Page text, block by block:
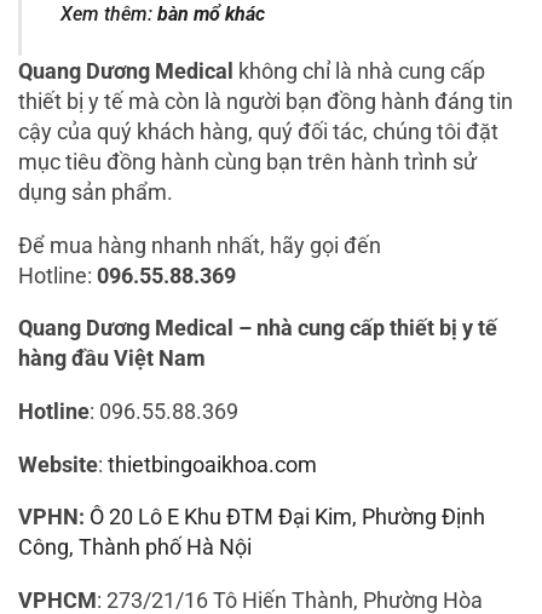
Xem thêm:bàn mổ khác
Quang Dương Medical
không chỉ là nhà cung cấp
thiết bị y tế mà còn là người bạn đồng hành đáng tin
cậy của quý khách hàng, quý đối tác, chúng tôi đặt
mục tiêu đồng hành cùng bạn trên hành trình sử
dụng sản phẩm.
Để mua hàng nhanh nhất, hãy gọi đến
Hotline: 096.55.88.369
Quang Dương Medical – nhà cung cấp thiết bị y tế
hàng đầu Việt Nam
Hotline: 096.55.88.369
Website: thietbingoaikhoa.com
VPHN: Ô 20 Lô E Khu ĐTM Đại Kim, Phường Định
Công, Thành phố Hà Nội
VPHCM: 273/21/16 Tô Hiến Thành, Phường Hòa